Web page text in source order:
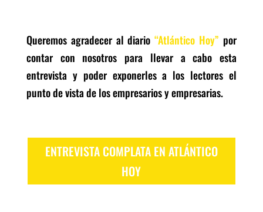
Queremos agradecer al diario“Atlántico Hoy” por
contar con nosotros para llevar a cabo esta
entrevista y poder exponerles a los lectores el
punto de vista de los empresarios y empresarias.
ENTREVISTA COMPLATA EN ATLÁNTICO
HOY